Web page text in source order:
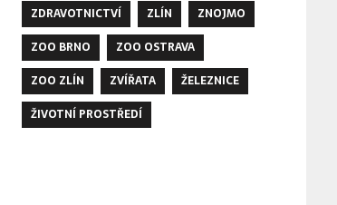
ZDRAVOTNICTVÍ
ZLÍN
ZNOJMO
ZOO BRNO
ZOO OSTRAVA
ZOO ZLÍN
ZVÍŘATA
ŽELEZNICE
ŽIVOTNÍ PROSTŘEDÍ